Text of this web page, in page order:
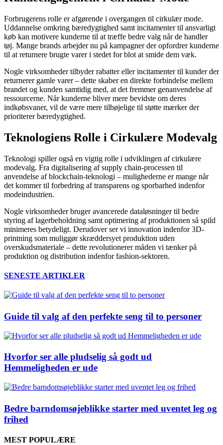
Forbrugerens rolle er afgørende i overgangen til cirkulær mode.
Uddannelse omkring bæredygtighed samt incitamenter til ansvarligt
køb kan motivere kunderne til at træffe bedre valg når de handler
tøj. Mange brands arbejder nu på kampagner der opfordrer kunderne
til at returnere brugte varer i stedet for blot at smide dem væk.
Nogle virksomheder tilbyder rabatter eller incitamenter til kunder der
returnerer gamle varer – dette skaber en direkte forbindelse mellem
brandet og kunden samtidig med, at det fremmer genanvendelse af
ressourcerne. Når kunderne bliver mere bevidste om deres
indkøbsvaner, vil de være mere tilbøjelige til støtte mærker der
prioriterer bæredygtighed.
Teknologiens Rolle i Cirkulære Modevalg
Teknologi spiller også en vigtig rolle i udviklingen af cirkulære
modevalg. Fra digitalisering af supply chain-processen til
anvendelse af blockchain-teknologi – mulighederne er mange når
det kommer til forbedring af transparens og sporbarhed indenfor
modeindustrien.
Nogle virksomheder bruger avancerede dataløsninger til bedre
styring af lagerbeholdning samt optimering af produktionen så spild
minimeres betydeligt. Derudover ser vi innovation indenfor 3D-
printning som muliggør skræddersyet produktion uden
overskudsmateriale – dette revolutionerer måden vi tænker på
produktion og distribution indenfor fashion-sektoren.
SENESTE ARTIKLER
Guide til valg af den perfekte seng til to personer
Hvorfor ser alle pludselig så godt ud
Hemmeligheden er ude
Bedre barndomsøjeblikke starter med uventet leg og
frihed
MEST POPULÆRE